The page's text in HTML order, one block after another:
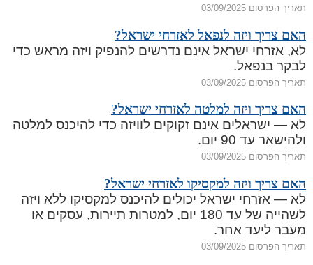
תאריך הפרסום 03/09/2025
האם צריך ויזה לנפאל לאזרחי ישראל?
לא, אזרחי ישראל אינם נדרשים להנפיק ויזה מראש כדי
לבקר בנפאל.
תאריך הפרסום 03/09/2025
האם צריך ויזה למלטה לאזרחי ישראל?
לא — ישראלים אינם זקוקים לוויזה כדי להיכנס למלטה
ולהישאר עד 90 יום.
תאריך הפרסום 03/09/2025
האם צריך ויזה למקסיקו לאזרחי ישראל?
לא — אזרחי ישראל יכולים להיכנס למקסיקו ללא ויזה
לשהייה של עד 180 יום, למטרות תיירות, עסקים או
מעבר ליעד אחר.
תאריך הפרסום 03/09/2025